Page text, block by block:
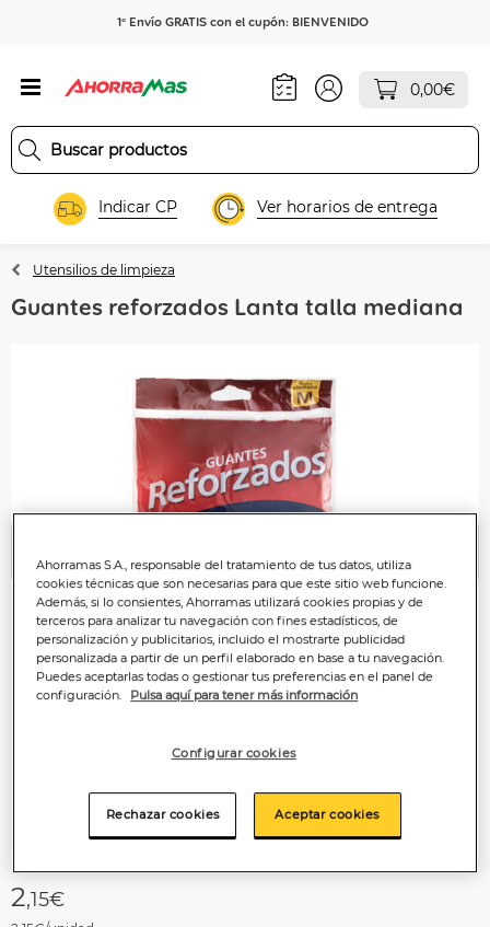
1º Envío GRATIS con el cupón: BIENVENIDO
0,00€
Indicar CP Ver horarios de entrega
Utensilios de limpieza
Guantes reforzados Lanta talla mediana
Anterior
2,15€
Ahorramas S.A., responsable del tratamiento de tus datos, utiliza
cookies técnicas que son necesarias para que este sitio web funcione.
Además, si lo consientes, Ahorramas utilizará cookies propias y de
terceros para analizar tu navegación con fines estadísticos, de
personalización y publicitarios, incluido el mostrarte publicidad
personalizada a partir de un perfil elaborado en base a tu navegación.
Puedes aceptarlas todas o gestionar tus preferencias en el panel de
configuración.
Pulsa aquí para tener más información
Configurar cookies
Rechazar cookies Aceptar cookies